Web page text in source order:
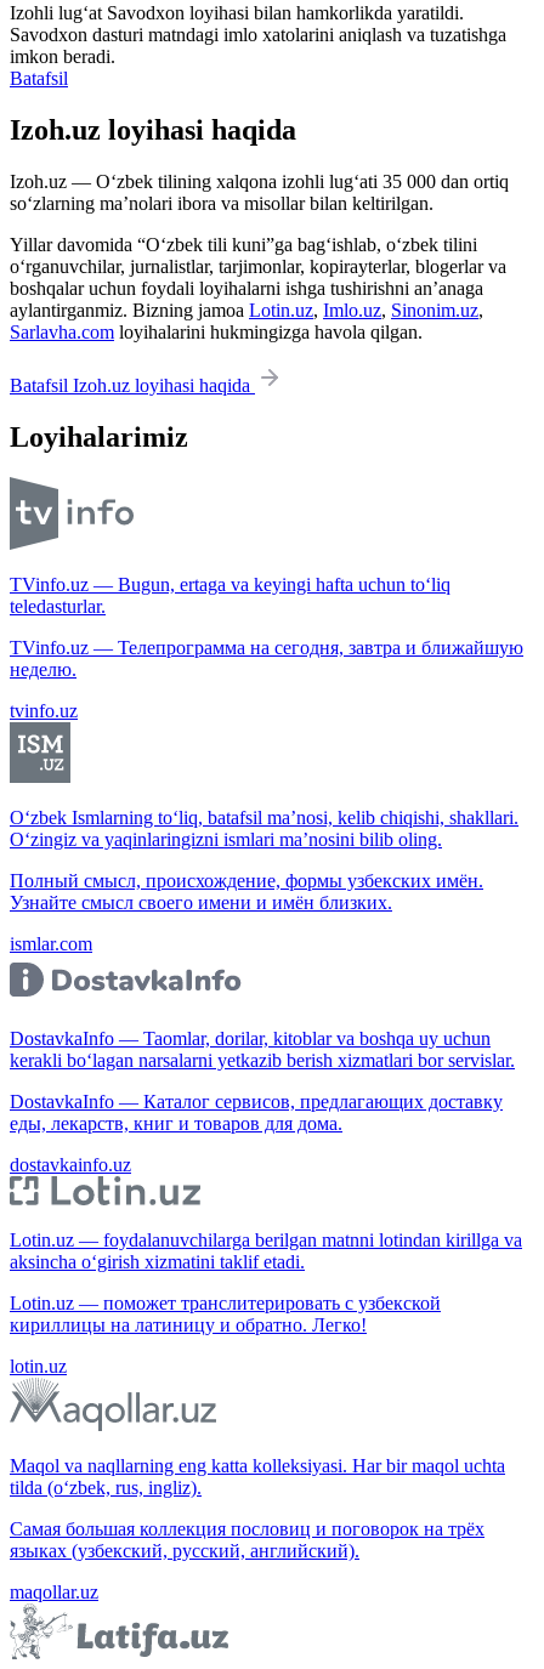
Izohli lugʻat Savodxon loyihasi bilan hamkorlikda yaratildi.
Savodxon dasturi matndagi imlo xatolarini aniqlash va tuzatishga
imkon beradi.
Batafsil
Izoh.uz loyihasi haqida
Izoh.uz — O‘zbek tilining xalqona izohli lug‘ati 35 000 dan ortiq
so‘zlarning ma’nolari ibora va misollar bilan keltirilgan.
Yillar davomida “O‘zbek tili kuni”ga bag‘ishlab, o‘zbek tilini
o‘rganuvchilar, jurnalistlar, tarjimonlar, kopirayterlar, blogerlar va
boshqalar uchun foydali loyihalarni ishga tushirishni an’anaga
aylantirganmiz. Bizning jamoa Lotin.uz, Imlo.uz, Sinonim.uz,
Sarlavha.com loyihalarini hukmingizga havola qilgan.
Batafsil Izoh.uz loyihasi haqida
Loyihalarimiz
TVinfo.uz — Bugun, ertaga va keyingi hafta uchun to‘liq
teledasturlar.
TVinfo.uz — Телепрограмма на сегодня, завтра и ближайшую
неделю.
tvinfo.uz
O‘zbek Ismlarning to‘liq, batafsil ma’nosi, kelib chiqishi, shakllari.
O‘zingiz va yaqinlaringizni ismlari ma’nosini bilib oling.
Полный смысл, происхождение, формы узбекских имён.
Узнайте смысл своего имени и имён близких.
ismlar.com
DostavkaInfo — Taomlar, dorilar, kitoblar va boshqa uy uchun
kerakli bo‘lagan narsalarni yetkazib berish xizmatlari bor servislar.
DostavkaInfo — Каталог сервисов, предлагающих доставку
еды, лекарств, книг и товаров для дома.
dostavkainfo.uz
Lotin.uz — foydalanuvchilarga berilgan matnni lotindan kirillga va
aksincha o‘girish xizmatini taklif etadi.
Lotin.uz — поможет транслитерировать с узбекской
кириллицы на латиницу и обратно. Легко!
lotin.uz
Maqol va naqllarning eng katta kolleksiyasi. Har bir maqol uchta
tilda (o‘zbek, rus, ingliz).
Самая большая коллекция пословиц и поговорок на трёх
языках (узбекский, русский, английский).
maqollar.uz